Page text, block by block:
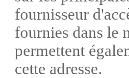
fournisseur
fournies dans le
permettent
cette adresse.